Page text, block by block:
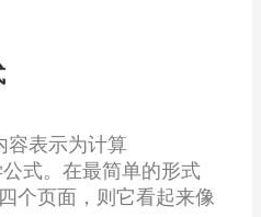
容表示为计算
式。在最简单的形式
个页面，则它看起来像